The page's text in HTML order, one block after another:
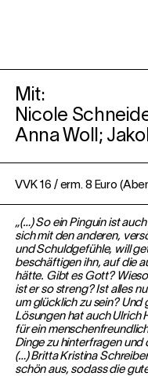
Mit:
Nicole
Anna Woll;
VVK 16 / erm. 8 Euro
„(…) So ein Pinguin ist
sich mit den anderen,
und Schuldgefühle, will
beschäftigen ihn, auf die
hätte. Gibt es Gott?
ist er so streng? Ist alles
um glücklich zu sein? Und
Lösungen hat auch Ulrich
für ein
Dinge zu hinterfragen und
(…) Britta Kristina
schön aus, sodass die